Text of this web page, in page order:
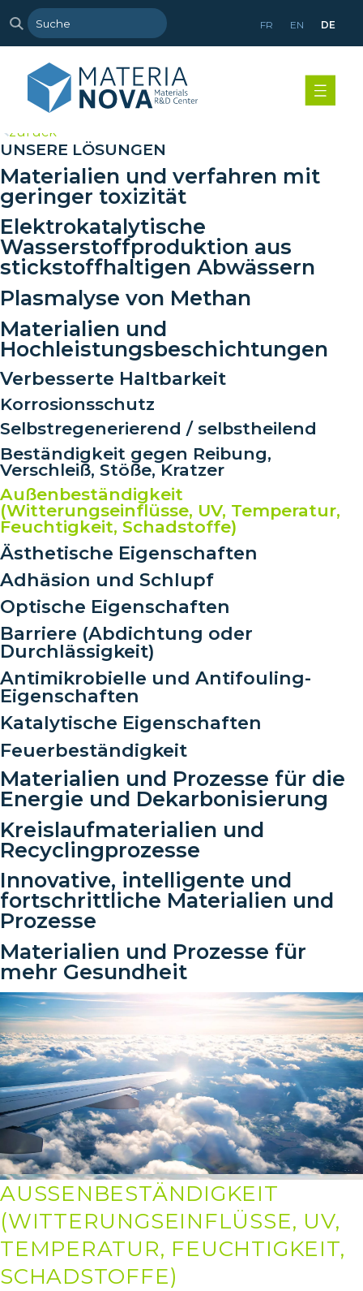
FR EN DE
zurück
UNSERE LÖSUNGEN
Materialien und verfahren mit
geringer toxizität
Elektrokatalytische
Wasserstoffproduktion aus
stickstoffhaltigen Abwässern
Plasmalyse von Methan
Materialien und
Hochleistungsbeschichtungen
Verbesserte Haltbarkeit
Korrosionsschutz
Selbstregenerierend / selbstheilend
Beständigkeit gegen Reibung,
Verschleiß, Stöße, Kratzer
Außenbeständigkeit
(Witterungseinflüsse, UV, Temperatur,
Feuchtigkeit, Schadstoffe)
Ästhetische Eigenschaften
Adhäsion und Schlupf
Optische Eigenschaften
Barriere (Abdichtung oder
Durchlässigkeit)
Antimikrobielle und Antifouling-
Eigenschaften
Katalytische Eigenschaften
Feuerbeständigkeit
Materialien und Prozesse für die
Energie und Dekarbonisierung
Kreislaufmaterialien und
Recyclingprozesse
Innovative, intelligente und
fortschrittliche Materialien und
Prozesse
Materialien und Prozesse für
mehr Gesundheit
AUSSENBESTÄNDIGKEIT (
WITTERUNGSEINFLÜSSE, UV, T
EMPERATUR, FEUCHTIGKEIT, S
CHADSTOFFE)